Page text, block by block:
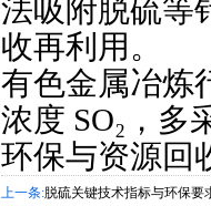
法吸附脱硫等
收再利用。
有色金属冶炼
浓度 SO₂，多
环保与资源回
上一条:脱硫关键技术指标与环保要